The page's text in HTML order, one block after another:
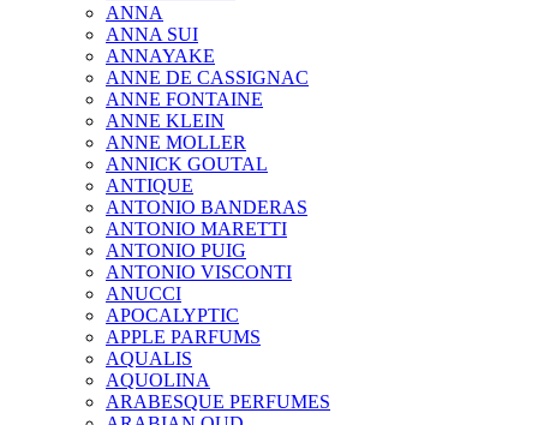
ANNA
ANNA SUI
ANNAYAKE
ANNE DE CASSIGNAC
ANNE FONTAINE
ANNE KLEIN
ANNE MOLLER
ANNICK GOUTAL
ANTIQUE
ANTONIO BANDERAS
ANTONIO MARETTI
ANTONIO PUIG
ANTONIO VISCONTI
ANUCCI
APOCALYPTIC
APPLE PARFUMS
AQUALIS
AQUOLINA
ARABESQUE PERFUMES